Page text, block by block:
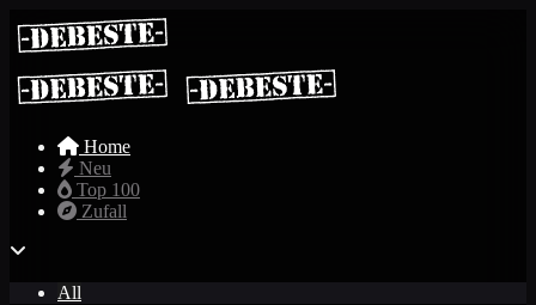
Home
Neu
Top 100
Zufall
All